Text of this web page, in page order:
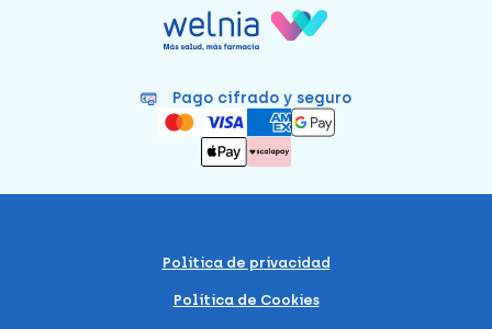
Pago cifrado y seguro
Política de privacidad
Política de Cookies